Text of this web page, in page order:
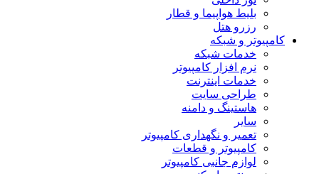
بلیط هواپیما و قطار
رزرو هتل
کامپیوتر و شبکه
خدمات شبکه
نرم افزار کامپیوتر
خدمات اینترنت
طراحی سایت
هاستینگ و دامنه
سایر
تعمیر و نگهداری کامپیوتر
کامپیوتر و قطعات
لوازم جانبی کامپیوتر